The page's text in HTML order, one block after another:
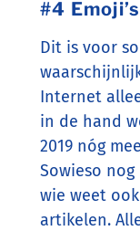
#4
Dit is voor
Internet
in de hand
2019 nóg
Sowieso
wie weet
artikelen.